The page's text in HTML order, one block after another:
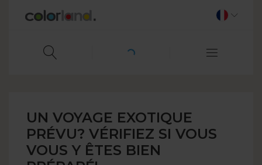
UN VOYAGE EXOTIQUE
PRÉVU? VÉRIFIEZ SI VOUS
VOUS Y ÊTES BIEN